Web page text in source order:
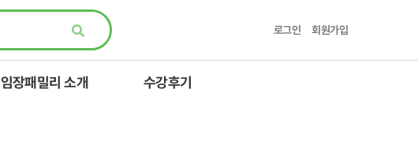
로그인 회원가입
임장패밀리 소개 수강후기